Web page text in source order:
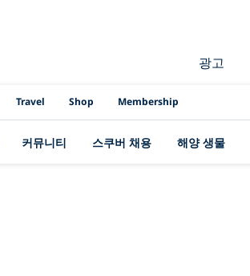
광고
Travel Shop Membership
커뮤니티 스쿠버 채용 해양 생물